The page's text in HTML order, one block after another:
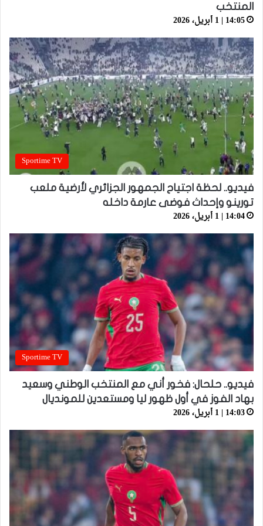
المنتخب
14:05 | 1 أبريل، 2026
Sportime TV
فيديو.. لحظة اجتياح الجمهور الجزائري لأرضية ملعب
تورينو وإحداث فوضى عارمة داخله
14:04 | 1 أبريل، 2026
Sportime TV
فيديو.. حلحال: فخور أني مع المنتخب الوطني وسعيد
بهاد الفوز في أول ظهور ليا ومستعدين للمونديال
14:03 | 1 أبريل، 2026